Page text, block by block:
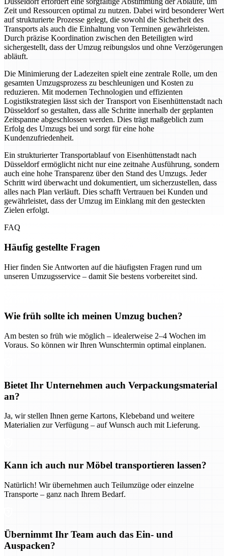
Zeit und Ressourcen optimal zu nutzen. Dabei wird besonderer Wert
auf strukturierte Prozesse gelegt, die sowohl die Sicherheit des
Transports als auch die Einhaltung von Terminen gewährleisten.
Durch präzise Koordination zwischen den Beteiligten wird
sichergestellt, dass der Umzug reibungslos und ohne Verzögerungen
abläuft.
Die Minimierung der Ladezeiten spielt eine zentrale Rolle, um den
gesamten Umzugsprozess zu beschleunigen und Kosten zu
reduzieren. Mit modernen Technologien und effizienten
Logistikstrategien lässt sich der Transport von Eisenhüttenstadt nach
Düsseldorf so gestalten, dass alle Schritte innerhalb der geplanten
Zeitspanne abgeschlossen werden. Dies trägt maßgeblich zum
Erfolg des Umzugs bei und sorgt für eine hohe
Kundenzufriedenheit.
Ein strukturierter Transportablauf von Eisenhüttenstadt nach
Düsseldorf ermöglicht nicht nur eine zeitnahe Ausführung, sondern
auch eine hohe Transparenz über den Stand des Umzugs. Jeder
Schritt wird überwacht und dokumentiert, um sicherzustellen, dass
alles nach Plan verläuft. Dies schafft Vertrauen bei Kunden und
gewährleistet, dass der Umzug im Einklang mit den gesteckten
Zielen erfolgt.
FAQ
Häufig gestellte Fragen
Hier finden Sie Antworten auf die häufigsten Fragen rund um
unseren Umzugsservice – damit Sie bestens vorbereitet sind.
Wie früh sollte ich meinen Umzug buchen?
Am besten so früh wie möglich – idealerweise 2–4 Wochen im
Voraus. So können wir Ihren Wunschtermin optimal einplanen.
Bietet Ihr Unternehmen auch Verpackungsmaterial
an?
Ja, wir stellen Ihnen gerne Kartons, Klebeband und weitere
Materialien zur Verfügung – auf Wunsch auch mit Lieferung.
Kann ich auch nur Möbel transportieren lassen?
Natürlich! Wir übernehmen auch Teilumzüge oder einzelne
Transporte – ganz nach Ihrem Bedarf.
Übernimmt Ihr Team auch das Ein- und
Auspacken?